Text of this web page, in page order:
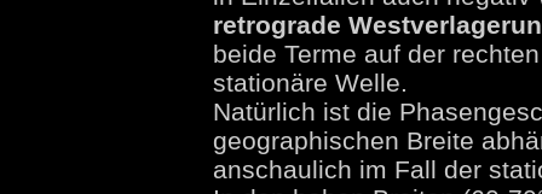
retrograde
beide Terme auf der
stationäre Welle.
Natürlich ist die
geographischen Breite
anschaulich im Fall der